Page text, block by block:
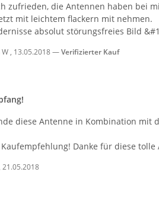
zufrieden, die Antennen haben bei
mit leichtem flackern mit nehmen.
absolut störungsfreies Bild
, 13.05.2018 Verifizierter Kauf
diese Antenne in Kombination mit
Danke für diese tolle
21.05.2018